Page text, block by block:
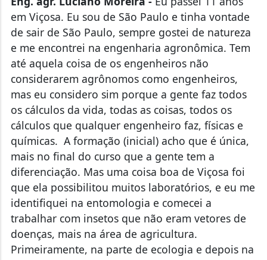
em Viçosa. Eu sou de São Paulo e tinha vontade
de sair de São Paulo, sempre gostei de natureza
e me encontrei na engenharia agronômica. Tem
até aquela coisa de os engenheiros não
considerarem agrônomos como engenheiros,
mas eu considero sim porque a gente faz todos
os cálculos da vida, todas as coisas, todos os
cálculos que qualquer engenheiro faz, físicas e
químicas. A formação (inicial) acho que é única,
mais no final do curso que a gente tem a
diferenciação. Mas uma coisa boa de Viçosa foi
que ela possibilitou muitos laboratórios, e eu me
identifiquei na entomologia e comecei a
trabalhar com insetos que não eram vetores de
doenças, mais na área de agricultura.
Primeiramente, na parte de ecologia e depois na
parte de controle biológico, coisa que eu sempre